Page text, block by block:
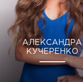
АЛЕКСАНДРА
КУЧЕРЕНКО